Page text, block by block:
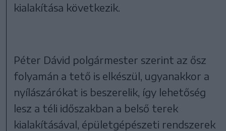
kialakítása következik.
Péter Dávid polgármester szerint az ősz
folyamán a tető is elkészül, ugyanakkor a
nyílászárókat is beszerelik, így lehetőség
lesz a téli időszakban a belső terek
kialakításával, épületgépészeti rendszerek